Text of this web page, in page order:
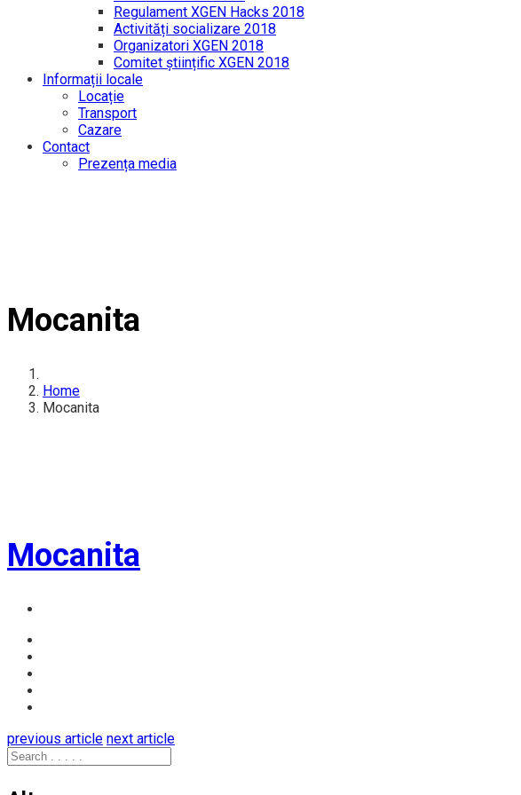
Regulament XGEN Hacks 2018
Activități socializare 2018
Organizatori XGEN 2018
Comitet științific XGEN 2018
Informații locale
Locație
Transport
Cazare
Contact
Prezența media
Mocanita
Home
Mocanita
Mocanita
previous article next article